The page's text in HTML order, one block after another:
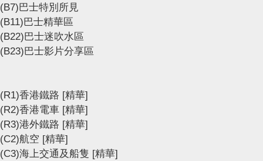
(B7)巴士特別所見
(B11)巴士精華區
(B22)巴士迷吹水區
(B23)巴士影片分享區
(R1)香港鐵路 [精華]
(R2)香港電車 [精華]
(R3)港外鐵路 [精華]
(C2)航空 [精華]
(C3)海上交通及船隻 [精華]